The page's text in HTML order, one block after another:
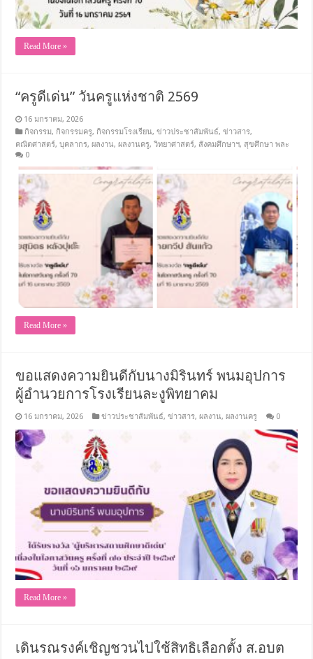
Read More »
“ครูดีเด่น” วันครูแห่งชาติ 2569
16 มกราคม, 2026
กิจกรรม, กิจกรรมครู, กิจกรรมโรงเรียน,ข่าวประชาสัมพันธ์,ข่าวสาร,
คณิตศาสตร์,บุคลากร,ผลงาน,ผลงานครู,วิทยาศาสตร์, สังคมศึกษาฯ, สุขศึกษา พละ
0
Read More »
ขอแสดงความยินดีกับนางมิรินทร์ พนมอุปการ
ผู้อำนวยการโรงเรียนละงูพิทยาคม
16 มกราคม, 2026 ข่าวประชาสัมพันธ์,ข่าวสาร,ผลงาน,ผลงานครู 0
Read More »
เดินรณรงค์เชิญชวนไปใช้สิทธิเลือกตั้ง ส.อบต